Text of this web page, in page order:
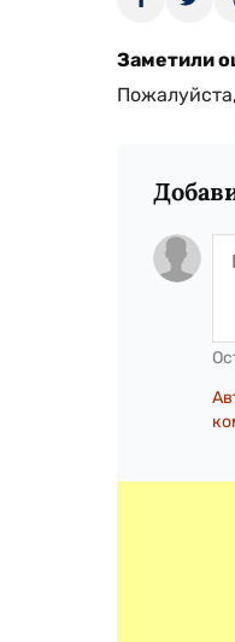
Заметили